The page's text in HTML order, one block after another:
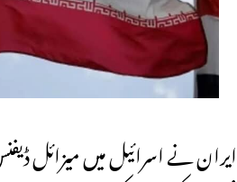
ایران نے اسرائیل میں میزائل